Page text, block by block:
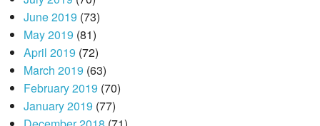
June 2019 (73)
May 2019 (81)
April 2019 (72)
March 2019 (63)
February 2019 (70)
January 2019 (77)